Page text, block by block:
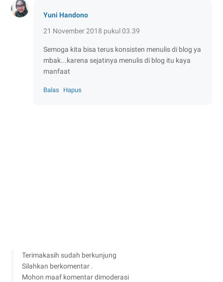
Yuni Handono
21 November 2018 pukul 03.39
Semoga kita bisa terus konsisten menulis di blog ya
mbak...karena sejatinya menulis di blog itu kaya
manfaat
Balas Hapus
Terimakasih sudah berkunjung
Silahkan berkomentar .
Mohon maaf komentar dimoderasi